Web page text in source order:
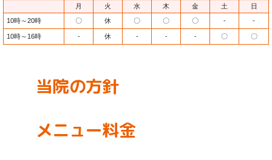
月 火 水 木 金 土
日
10時～20時
〇 休 〇 〇 〇 - -
10時～16時 - 休 - - - 〇 〇
当院の方針
メニュー料金